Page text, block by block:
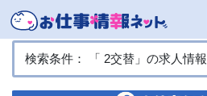
検索条件： 「 2交替」の求人情報